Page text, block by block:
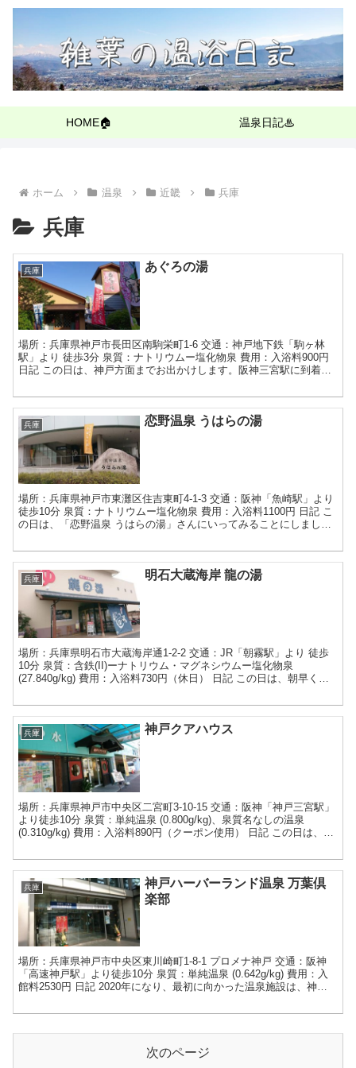
HOME🏠 温泉日記♨
ホーム 温泉 近畿 兵庫
兵庫
兵庫 あぐろの湯
場所：兵庫県神戸市長田区南駒栄町1-6 交通：神戸地下鉄「駒ヶ林
駅」より 徒歩3分 泉質：ナトリウムー塩化物泉 費用：入浴料900円
日記 この日は、神戸方面までお出かけします。阪神三宮駅に到着し
兵庫 恋野温泉 うはらの湯
場所：兵庫県神戸市東灘区住吉東町4-1-3 交通：阪神「魚崎駅」より
徒歩10分 泉質：ナトリウムー塩化物泉 費用：入浴料1100円 日記 こ
の日は、「恋野温泉 うはらの湯」さんにいってみることにしまし
兵庫 明石大蔵海岸 龍の湯
場所：兵庫県明石市大蔵海岸通1-2-2 交通：JR「朝霧駅」より 徒歩
10分 泉質：含鉄(II)ーナトリウム・マグネシウムー塩化物泉
(27.840g/kg) 費用：入浴料730円（休日） 日記 この日は、朝早く起
兵庫 神戸クアハウス
場所：兵庫県神戸市中央区二宮町3-10-15 交通：阪神「神戸三宮駅」
より徒歩10分 泉質：単純温泉 (0.800g/kg)、泉質名なしの温泉
(0.310g/kg) 費用：入浴料890円（クーポン使用） 日記 この日は、神
兵庫
神戸ハーバーランド温泉 万葉倶
楽部
場所：兵庫県神戸市中央区東川崎町1-8-1 プロメナ神戸 交通：阪神
「高速神戸駅」より徒歩10分 泉質：単純温泉 (0.642g/kg) 費用：入
館料2530円 日記 2020年になり、最初に向かった温泉施設は、神戸
次のページ